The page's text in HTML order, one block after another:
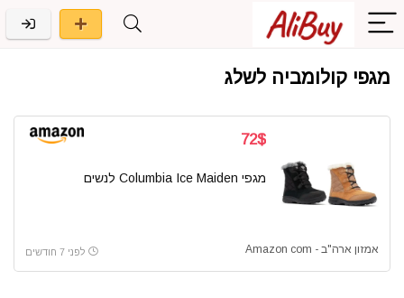
מגפי קולומביה לשלג
72$
מגפי Columbia Ice Maiden לנשים
אמזון ארה"ב - Amazon com לפני 7 חודשים